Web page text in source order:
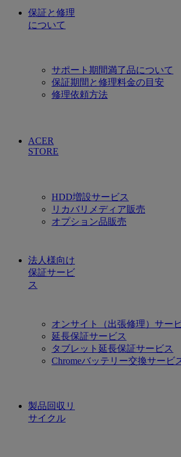
保証と修理
について
サポート期間満了品について
保証期間と修理料金の目安
修理依頼方法
ACER
STORE
HDD増設サービス
リカバリメディア販売
オプション品販売
法人様向け
保証サービ
ス
オンサイト（出張修理）サー
延長保証サービス
タブレット延長保証サービス
Chromeバッテリー交換サービ
製品回収リ
サイクル